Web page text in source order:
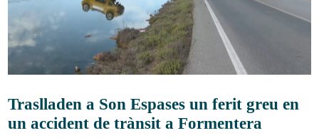
Traslladen a Son Espases un ferit greu en
un accident de trànsit a Formentera